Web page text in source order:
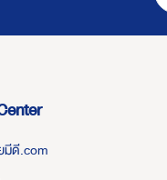
มีดี.com